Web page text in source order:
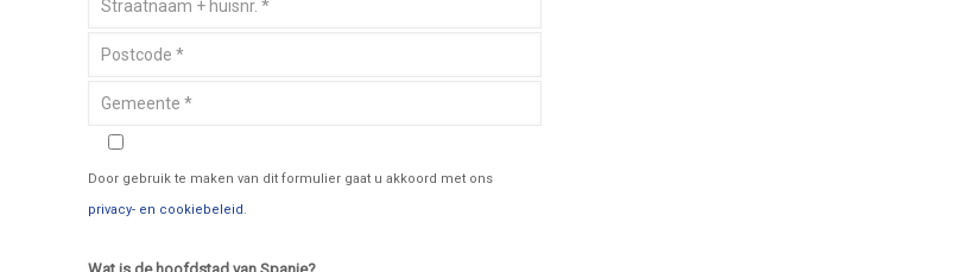
Door gebruik te maken van dit formulier gaat u akkoord met ons
privacy- en cookiebeleid.